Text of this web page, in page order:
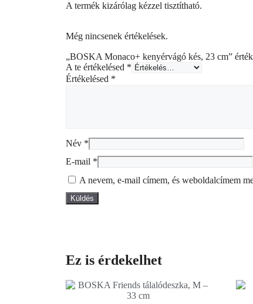
A termék kizárólag kézzel tisztítható.
Még nincsenek értékelések.
„BOSKA Monaco+ kenyérvágó kés, 23 cm”
A te értékelésed *
Értékelésed *
Név *
E-mail *
A nevem, e-mail címem, és weboldalcímem
Ez is érdekelhet